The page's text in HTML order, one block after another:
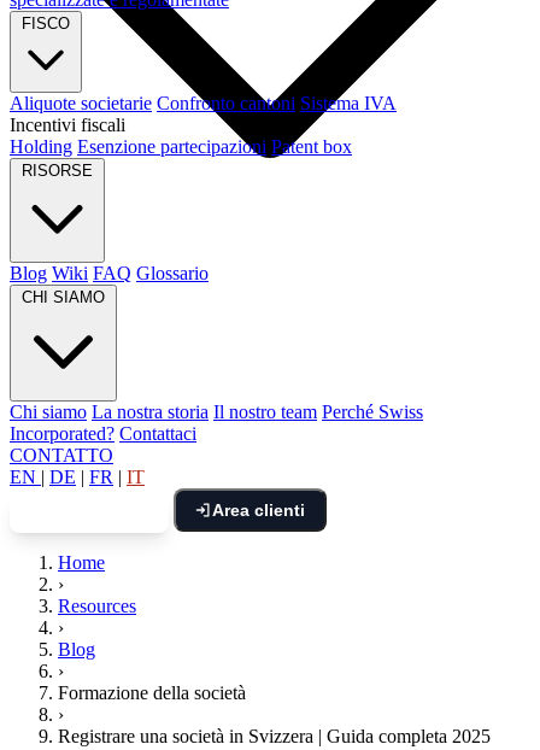
FISCO
Aliquote societarie Confronto cantoni Sistema IVA
Incentivi fiscali
Holding Esenzione partecipazioni Patent box
RISORSE
Blog Wiki FAQ Glossario
CHI SIAMO
Chi siamo La nostra storia Il nostro team Perché Swiss
Incorporated? Contattaci
CONTATTO
EN | DE | FR | IT
Area clienti
Home
›
Resources
›
Blog
›
Formazione della società
›
Registrare una società in Svizzera | Guida completa 2025